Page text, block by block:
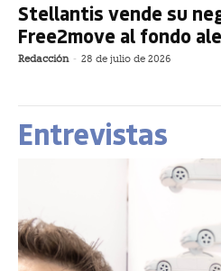
Stellantis vende su
Free2move al fondo
Redacción - 28 de julio de 2026
Entrevistas